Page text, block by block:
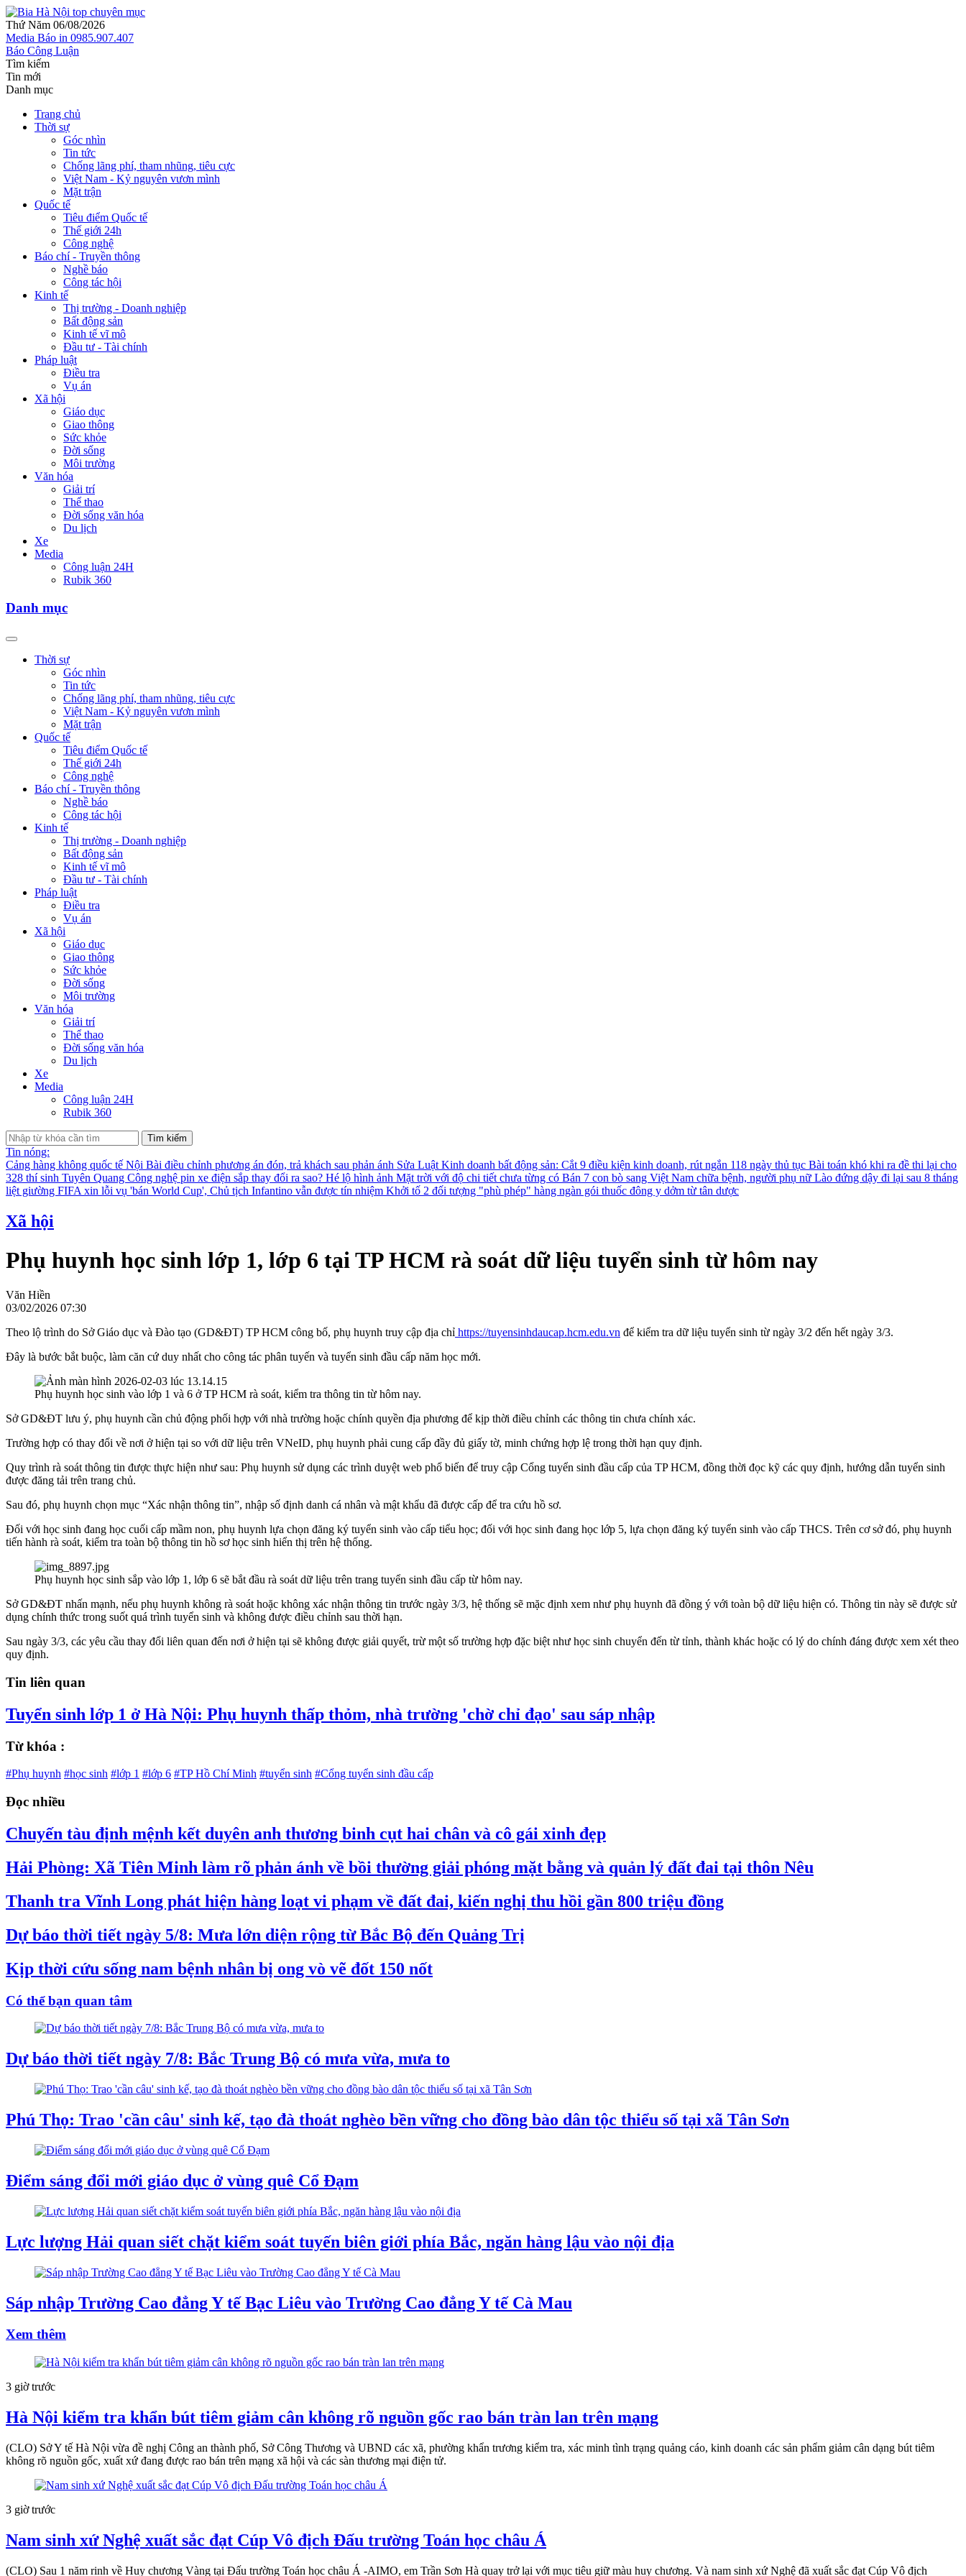
Thứ Năm 06/08/2026
Media Báo in 0985.907.407
Báo Công Luận
Tìm kiếm
Tin mới
Danh mục
Trang chủ
Thời sự
Góc nhìn
Tin tức
Chống lãng phí, tham nhũng, tiêu cực
Việt Nam - Kỷ nguyên vươn mình
Mặt trận
Quốc tế
Tiêu điểm Quốc tế
Thế giới 24h
Công nghệ
Báo chí - Truyền thông
Nghề báo
Công tác hội
Kinh tế
Thị trường - Doanh nghiệp
Bất động sản
Kinh tế vĩ mô
Đầu tư - Tài chính
Pháp luật
Điều tra
Vụ án
Xã hội
Giáo dục
Giao thông
Sức khỏe
Đời sống
Môi trường
Văn hóa
Giải trí
Thể thao
Đời sống văn hóa
Du lịch
Xe
Media
Công luận 24H
Rubik 360
Danh mục
Thời sự
Góc nhìn
Tin tức
Chống lãng phí, tham nhũng, tiêu cực
Việt Nam - Kỷ nguyên vươn mình
Mặt trận
Quốc tế
Tiêu điểm Quốc tế
Thế giới 24h
Công nghệ
Báo chí - Truyền thông
Nghề báo
Công tác hội
Kinh tế
Thị trường - Doanh nghiệp
Bất động sản
Kinh tế vĩ mô
Đầu tư - Tài chính
Pháp luật
Điều tra
Vụ án
Xã hội
Giáo dục
Giao thông
Sức khỏe
Đời sống
Môi trường
Văn hóa
Giải trí
Thể thao
Đời sống văn hóa
Du lịch
Xe
Media
Công luận 24H
Rubik 360
Tìm kiếm
Tin nóng:
Cảng hàng không quốc tế Nội Bài điều chỉnh phương án đón, trả khách sau phản ánh Sửa Luật Kinh doanh bất động sản: Cắt 9 điều kiện kinh doanh, rút ngắn 118 ngày thủ tục Bài toán khó khi ra đề thi lại cho
328 thí sinh Tuyên Quang Công nghệ pin xe điện sắp thay đổi ra sao? Hé lộ hình ảnh Mặt trời với độ chi tiết chưa từng có Bán 7 con bò sang Việt Nam chữa bệnh, người phụ nữ Lào đứng dậy đi lại sau 8 tháng
liệt giường FIFA xin lỗi vụ 'bán World Cup', Chủ tịch Infantino vẫn được tín nhiệm Khởi tố 2 đối tượng "phù phép" hàng ngàn gói thuốc đông y dởm từ tân dược
Xã hội
Phụ huynh học sinh lớp 1, lớp 6 tại TP HCM rà soát dữ liệu tuyển sinh từ hôm nay
Văn Hiền
03/02/2026 07:30
Theo lộ trình do Sở Giáo dục và Đào tạo (GD&ĐT) TP HCM công bố, phụ huynh truy cập địa chỉ https://tuyensinhdaucap.hcm.edu.vn để kiểm tra dữ liệu tuyển sinh từ ngày 3/2 đến hết ngày 3/3.
Đây là bước bắt buộc, làm căn cứ duy nhất cho công tác phân tuyến và tuyển sinh đầu cấp năm học mới.
Phụ huynh học sinh vào lớp 1 và 6 ở TP HCM rà soát, kiểm tra thông tin từ hôm nay.
Sở GD&ĐT lưu ý, phụ huynh cần chủ động phối hợp với nhà trường hoặc chính quyền địa phương để kịp thời điều chỉnh các thông tin chưa chính xác.
Trường hợp có thay đổi về nơi ở hiện tại so với dữ liệu trên VNeID, phụ huynh phải cung cấp đầy đủ giấy tờ, minh chứng hợp lệ trong thời hạn quy định.
Quy trình rà soát thông tin được thực hiện như sau: Phụ huynh sử dụng các trình duyệt web phổ biến để truy cập Cổng tuyển sinh đầu cấp của TP HCM, đồng thời đọc kỹ các quy định, hướng dẫn tuyển sinh
được đăng tải trên trang chủ.
Sau đó, phụ huynh chọn mục “Xác nhận thông tin”, nhập số định danh cá nhân và mật khẩu đã được cấp để tra cứu hồ sơ.
Đối với học sinh đang học cuối cấp mầm non, phụ huynh lựa chọn đăng ký tuyển sinh vào cấp tiểu học; đối với học sinh đang học lớp 5, lựa chọn đăng ký tuyển sinh vào cấp THCS. Trên cơ sở đó, phụ huynh
tiến hành rà soát, kiểm tra toàn bộ thông tin hồ sơ học sinh hiển thị trên hệ thống.
Phụ huynh học sinh sắp vào lớp 1, lớp 6 sẽ bắt đầu rà soát dữ liệu trên trang tuyển sinh đầu cấp từ hôm nay.
Sở GD&ĐT nhấn mạnh, nếu phụ huynh không rà soát hoặc không xác nhận thông tin trước ngày 3/3, hệ thống sẽ mặc định xem như phụ huynh đã đồng ý với toàn bộ dữ liệu hiện có. Thông tin này sẽ được sử
dụng chính thức trong suốt quá trình tuyển sinh và không được điều chỉnh sau thời hạn.
Sau ngày 3/3, các yêu cầu thay đổi liên quan đến nơi ở hiện tại sẽ không được giải quyết, trừ một số trường hợp đặc biệt như học sinh chuyển đến từ tỉnh, thành khác hoặc có lý do chính đáng được xem xét theo
quy định.
Tin liên quan
Tuyển sinh lớp 1 ở Hà Nội: Phụ huynh thấp thỏm, nhà trường 'chờ chỉ đạo' sau sáp nhập
Từ khóa :
#Phụ huynh #học sinh #lớp 1 #lớp 6 #TP Hồ Chí Minh #tuyển sinh #Cổng tuyển sinh đầu cấp
Đọc nhiều
Chuyến tàu định mệnh kết duyên anh thương binh cụt hai chân và cô gái xinh đẹp
Hải Phòng: Xã Tiên Minh làm rõ phản ánh về bồi thường giải phóng mặt bằng và quản lý đất đai tại thôn Nêu
Thanh tra Vĩnh Long phát hiện hàng loạt vi phạm về đất đai, kiến nghị thu hồi gần 800 triệu đồng
Dự báo thời tiết ngày 5/8: Mưa lớn diện rộng từ Bắc Bộ đến Quảng Trị
Kịp thời cứu sống nam bệnh nhân bị ong vò vẽ đốt 150 nốt
Có thể bạn quan tâm
Dự báo thời tiết ngày 7/8: Bắc Trung Bộ có mưa vừa, mưa to
Phú Thọ: Trao 'cần câu' sinh kế, tạo đà thoát nghèo bền vững cho đồng bào dân tộc thiểu số tại xã Tân Sơn
Điểm sáng đổi mới giáo dục ở vùng quê Cổ Đạm
Lực lượng Hải quan siết chặt kiểm soát tuyến biên giới phía Bắc, ngăn hàng lậu vào nội địa
Sáp nhập Trường Cao đẳng Y tế Bạc Liêu vào Trường Cao đẳng Y tế Cà Mau
Xem thêm
3 giờ trước
Hà Nội kiểm tra khẩn bút tiêm giảm cân không rõ nguồn gốc rao bán tràn lan trên mạng
(CLO) Sở Y tế Hà Nội vừa đề nghị Công an thành phố, Sở Công Thương và UBND các xã, phường khẩn trương kiểm tra, xác minh tình trạng quảng cáo, kinh doanh các sản phẩm giảm cân dạng bút tiêm
không rõ nguồn gốc, xuất xứ đang được rao bán trên mạng xã hội và các sàn thương mại điện tử.
3 giờ trước
Nam sinh xứ Nghệ xuất sắc đạt Cúp Vô địch Đấu trường Toán học châu Á
(CLO) Sau 1 năm rinh về Huy chương Vàng tại Đấu trường Toán học châu Á -AIMO, em Trần Sơn Hà quay trở lại với mục tiêu giữ màu huy chương. Và nam sinh xứ Nghệ đã xuất sắc đạt Cúp Vô địch